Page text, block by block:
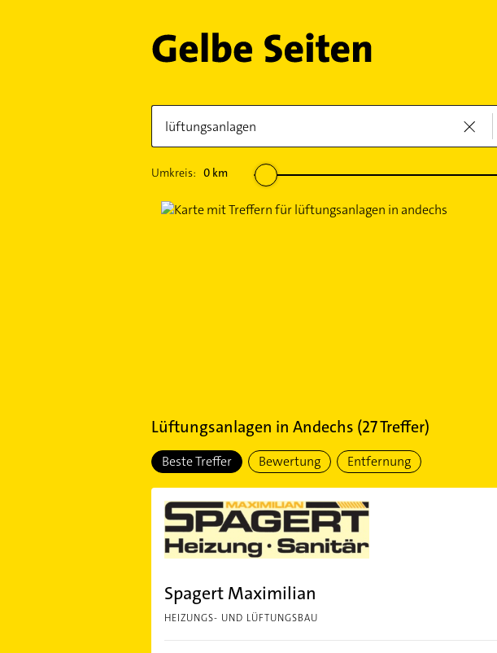
Umkreis: 0km
Lüftungsanlagen in Andechs (27Treffer)
Beste Treffer Bewertung Entfernung
Spagert Maximilian
HEIZUNGS- UND LÜFTUNGSBAU